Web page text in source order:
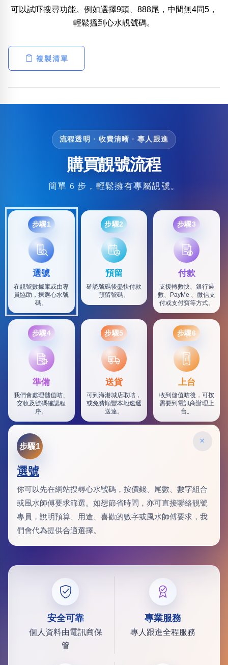
可以試吓搜尋功能。例如選擇9頭、888尾，中間無4同5，
輕鬆搵到心水靚號碼。
複製清單
流程透明 · 收費清晰 · 專人跟進
購買靚號流程
簡單 6 步，輕鬆擁有專屬靚號。
步驟1
選號
在靚號數據庫或由專
員協助，揀選心水號
碼。
步驟2
預留
確認號碼後盡快付款
預留號碼。
步驟3
付款
支援轉數快、銀行過
數、PayMe 、微信支
付或支付寶等方式。
步驟4
準備
我們會處理儲值咭、
交收及號碼確認程
序。
步驟5
SF
送貨
可到海港城店取咭，
或免費順豐本地速遞
送達。
步驟6
上台
收到儲值咭後，可按
需要到電訊商辦理上
台。
×
步驟1
選號
你可以先在網站搜尋心水號碼，按價錢、尾數、數字組合
或風水師傅要求篩選。如想節省時間，亦可直接聯絡靚號
專員，說明預算、用途、喜歡的數字或風水師傅要求，我
們會代為提供合適選擇。
安全可靠
個人資料由電訊商保
管
專業服務
專人跟進全程服務